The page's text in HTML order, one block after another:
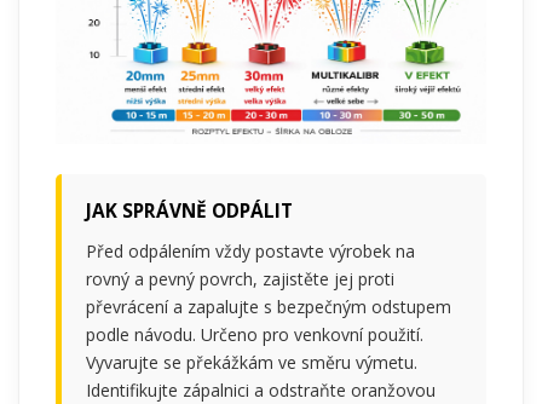
JAK SPRÁVNĚ ODPÁLIT
Před odpálením vždy postavte výrobek na
rovný a pevný povrch, zajistěte jej proti
převrácení a zapalujte s bezpečným odstupem
podle návodu. Určeno pro venkovní použití.
Vyvarujte se překážkám ve směru výmetu.
Identifikujte zápalnici a odstraňte oranžovou